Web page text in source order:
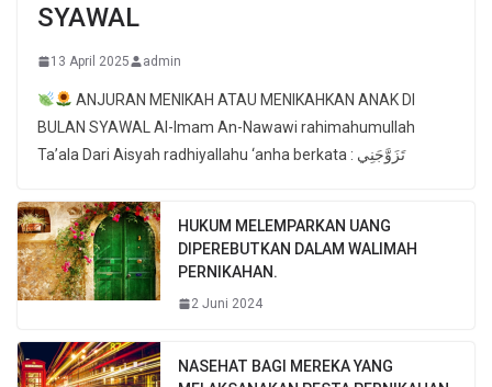
SYAWAL
13 April 2025 admin
ANJURAN MENIKAH ATAU MENIKAHKAN ANAK DI
BULAN SYAWAL Al-Imam An-Nawawi rahimahumullah
Ta’ala Dari Aisyah radhiyallahu ‘anha berkata : تَزَوَّجَنِي
HUKUM MELEMPARKAN UANG
DIPEREBUTKAN DALAM WALIMAH
PERNIKAHAN.
2 Juni 2024
NASEHAT BAGI MEREKA YANG